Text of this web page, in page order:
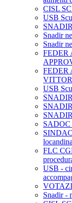
CISL
USB
Snadir
Snadir
FEDER
FEDER
USB
SADOC
FLC
USB -
Snadir -